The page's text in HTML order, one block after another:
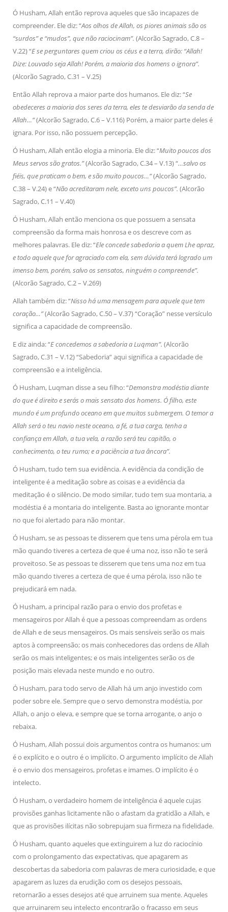
Ó Husham, Allah então reprova aqueles que são incapazes de
compreender. Ele diz: “Aos olhos de Allah, os piores animais são os
“surdos” e “mudos”, que não raciocinam”. (Alcorão Sagrado, C.8 –
V.22) “E se perguntares quem criou os céus e a terra, dirão: “Allah!
Dize: Louvado seja Allah! Porém, a maioria dos homens o ignora”.
(Alcorão Sagrado, C.31 – V.25)
Então Allah reprova a maior parte dos humanos. Ele diz: “Se
obedeceres a maioria dos seres da terra, eles te desviarão da senda de
Allah…”(Alcorão Sagrado, C.6 – V.116) Porém, a maior parte deles é
ignara. Por isso, não possuem percepção.
Ó Husham, Allah então elogia a minoria. Ele diz: “Muito poucos dos
Meus servos são gratos.”(Alcorão Sagrado, C.34 – V.13) “…salvo os
fiéis, que praticam o bem, e são muito poucos…”(Alcorão Sagrado,
C.38 – V.24) e “Não acreditaram nele, exceto uns poucos”. (Alcorão
Sagrado, C.11 – V.40)
Ó Husham, Allah então menciona os que possuem a sensata
compreensão da forma mais honrosa e os descreve com as
melhores palavras. Ele diz: “Ele concede sabedoria a quem Lhe apraz,
e todo aquele que for agraciado com ela, sem dúvida terá logrado um
imenso bem, porém, salvo os sensatos, ninguém o compreende”.
(Alcorão Sagrado, C.2 – V.269)
Allah também diz: “Nisso há uma mensagem para aquele que tem
coração…”(Alcorão Sagrado, C.50 – V.37) “Coração” nesse versículo
significa a capacidade de compreensão.
E diz ainda: “E concedemos a sabedoria a Luqman”. (Alcorão
Sagrado, C.31 – V.12) “Sabedoria” aqui significa a capacidade de
compreensão e a inteligência.
Ó Husham, Luqman disse a seu filho: “Demonstra modéstia diante
do que é direito e serás o mais sensato dos homens. Ó filho, este
mundo é um profundo oceano em que muitos submergem. O temor a
Allah será o teu navio neste oceano, a fé, a tua carga, tenha a
confiança em Allah, a tua vela, a razão será teu capitão, o
conhecimento, o teu rumo; e a paciência a tua âncora”.
Ó Husham, tudo tem sua evidência. A evidência da condição de
inteligente é a meditação sobre as coisas e a evidência da
meditação é o silêncio. De modo similar, tudo tem sua montaria, a
modéstia é a montaria do inteligente. Basta ao ignorante montar
no que foi alertado para não montar.
Ó Husham, se as pessoas te disserem que tens uma pérola em tua
mão quando tiveres a certeza de que é uma noz, isso não te será
proveitoso. Se as pessoas te disserem que tens uma noz em tua
mão quando tiveres a certeza de que é uma pérola, isso não te
prejudicará em nada.
Ó Husham, a principal razão para o envio dos profetas e
mensageiros por Allah é que a pessoas compreendam as ordens
de Allah e de seus mensageiros. Os mais sensíveis serão os mais
aptos à compreensão; os mais conhecedores das ordens de Allah
serão os mais inteligentes; e os mais inteligentes serão os de
posição mais elevada neste mundo e no outro.
Ó Husham, para todo servo de Allah há um anjo investido com
poder sobre ele. Sempre que o servo demonstra modéstia, por
Allah, o anjo o eleva, e sempre que se torna arrogante, o anjo o
rebaixa.
Ó Husham, Allah possui dois argumentos contra os humanos: um
é o explícito e o outro é o implícito. O argumento implícito de Allah
é o envio dos mensageiros, profetas e imames. O implícito é o
intelecto.
Ó Husham, o verdadeiro homem de inteligência é aquele cujas
provisões ganhas licitamente não o afastam da gratidão a Allah, e
que as provisões ilícitas não sobrepujam sua firmeza na fidelidade.
Ó Husham, quanto aqueles que extinguirem a luz do raciocínio
com o prolongamento das expectativas, que apagarem as
descobertas da sabedoria com palavras de mera curiosidade, e que
apagarem as luzes da erudição com os desejos pessoais,
retornarão a esses desejos até que arruinem sua mente. Aqueles
que arruinarem seu intelecto encontrarão o fracasso em seus